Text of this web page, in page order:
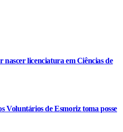
licenciatura em Ciências de
Voluntários de Esmoriz toma posse